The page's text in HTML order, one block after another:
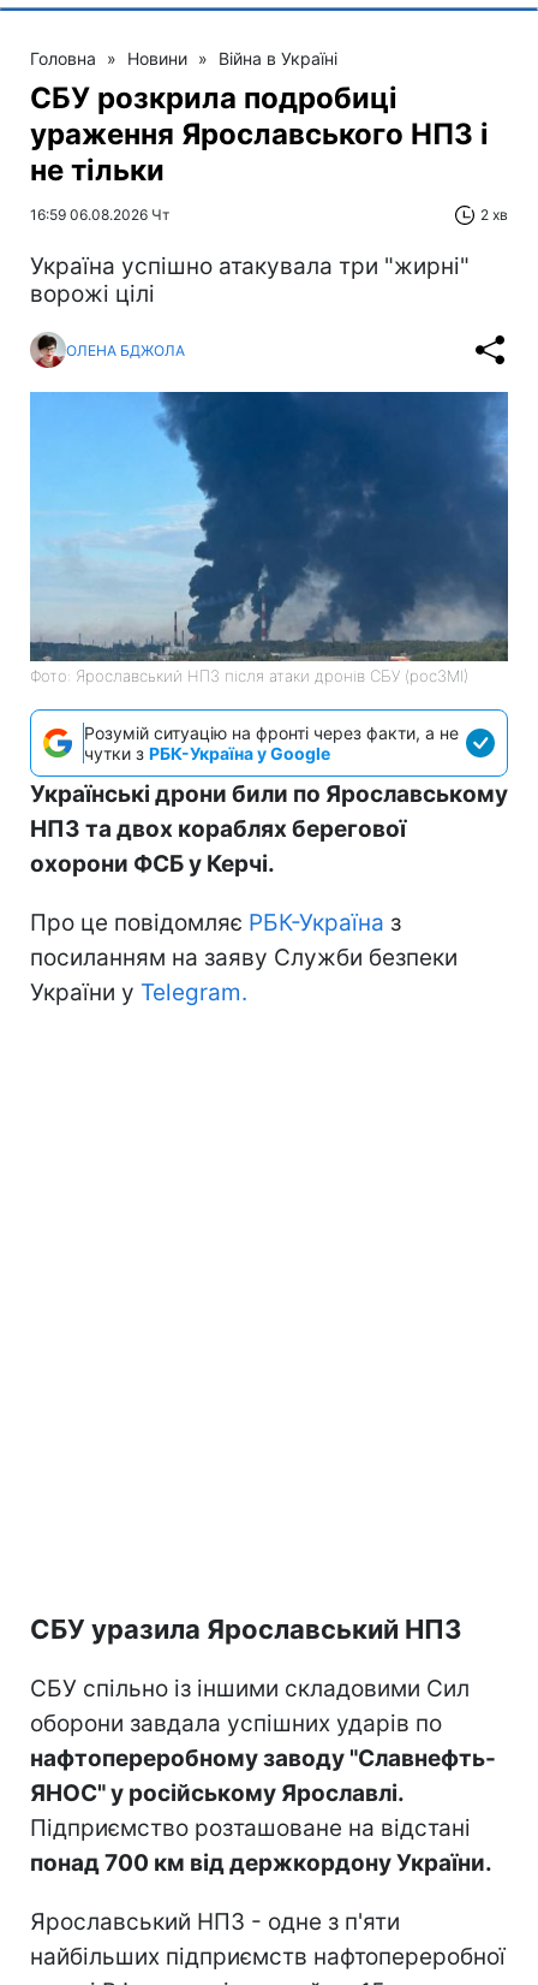
Головна » Новини » Війна в Україні
СБУ розкрила подробиці
ураження Ярославського НПЗ і
не тільки
16:59 06.08.2026 Чт 2 хв
Україна успішно атакувала три "жирні"
ворожі цілі
ОЛЕНА БДЖОЛА
Фото: Ярославський НПЗ після атаки дронів СБУ (росЗМІ)
Розумій ситуацію на фронті через факти, а не
чутки з РБК-Україна у Google
Українські дрони били по Ярославському
НПЗ та двох кораблях берегової
охорони ФСБ у Керчі.
Про це повідомляє РБК-Україна з
посиланням на заяву Служби безпеки
України у Telegram.
СБУ уразила Ярославський НПЗ
СБУ спільно із іншими складовими Сил
оборони завдала успішних ударів по
нафтопереробному заводу "Славнефть-
ЯНОС" у російському Ярославлі.
Підприємство розташоване на відстані
понад 700 км від держкордону України.
Ярославський НПЗ - одне з п'яти
найбільших підприємств нафтопереробної